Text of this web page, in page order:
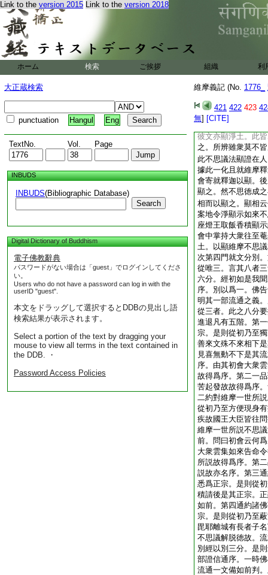
Link to the version 2015 Link to the version 2018
ホーム 検索 ご挨拶 組織 利
大正蔵検索
punctuation Hangul Eng
TextNo. Vol. Page
INBUDS
INBUDS(Bibliographic Database)
Search
Digital Dictionary of Buddhism
電子佛教辭典
パスワードがない場合は「guest」でログインしてくださ
い。
Users who do not have a password can log in with the
userID "guest".
本文をドラッグして選択するとDDBの見出し語
検索結果が表示されます。
Select a portion of the text by dragging your
mouse to view all terms in the text contained in
the DDB. ・
Password Access Policies
維摩義記 (No. 1776_
421 422 423
無] [CITE]
之二會偏明如來淨
如來法身因果。細
合蓋現變顯示如來
積讃歎發心願求即
廣明如來法身因果
土因果彼初明果修
會中菩薩行品雙明
佛品雙明法身淨土
佛是法身果。現妙
菩薩欲得清淨佛土
文復言願一切生得
彼文亦顯淨土。此
之。所辨雖衆莫不
此不思議法顯證在
據此一化且就維摩
會寄就釋迦以顯。
顯之。然不思徳成
相而以顯之。顯相
案地令淨顯示如來
座燈王取飯香積顯
會中掌持大衆往至
土。以顯維摩不思
次第四門就文分別
從唯三。言其八者
六分。經初如是我
序。別以爲一。佛
明其一部流通之義
從三者。此之八分
進退凡有五階。第
宗。是則從初乃至
善來文殊不來相下
見喜無動不下是其
序。由其初會大衆
故得爲序。第二一
苦起發故故得爲序
二約對維摩一世所
從初乃至方便現身
疾故國王大臣皆往
維摩一世所説不思
前。問曰初會云何
大衆雲集如來告命
所説故得爲序。第
説故亦名序。第三
悉爲正宗。是則從
積請後是其正宗。
如前。第四通約諸
宗。是則從初乃至
毘耶離城有長者子
不思議解脱徳故。
別經以別三分。是
部證信通序。一時
流通一文備如前判